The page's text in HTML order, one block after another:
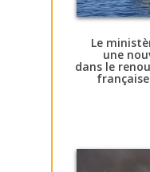
Le
une
dans le